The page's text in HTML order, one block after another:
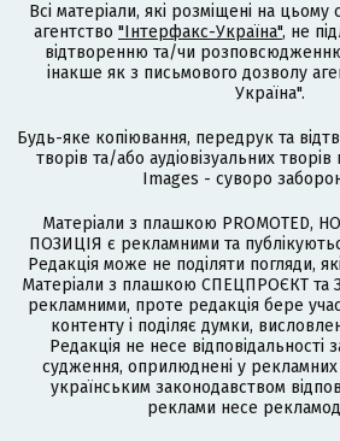
Всі матеріали, які розміщені на цьому
агентство "Інтерфакс-Україна", не
відтворенню та/чи
інакше як з письмового дозволу
Україна".
Будь-яке копіювання, передрук та
творів та/або аудіовізуальних
Images - суворо
Матеріали з плашкою PROMOTED,
ПОЗИЦІЯ є рекламними та
Редакція може не поділяти погляди,
Матеріали з плашкою СПЕЦПРОЄКТ та
рекламними, проте редакція бере
контенту і поділяє думки,
Редакція не несе відповідальності
судження, оприлюднені у рекламних
українським законодавством
реклами несе